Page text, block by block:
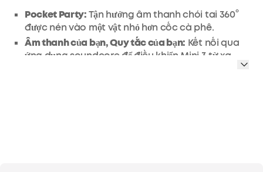
Pocket Party:Tận hưởng âm thanh chói tai 360°
được nén vào một vật nhỏ hơn cốc cà phê.
Âm thanh của bạn, Quy tắc của bạn: Kết nối qua
ứng dụng soundcore để điều khiển Mini 3 từ xa.
Bật hoặc tắt nguồn, điều chỉnh âm lượng, thay đổi